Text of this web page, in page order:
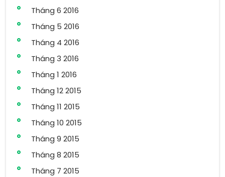
Tháng 6 2016
Tháng 5 2016
Tháng 4 2016
Tháng 3 2016
Tháng 1 2016
Tháng 12 2015
Tháng 11 2015
Tháng 10 2015
Tháng 9 2015
Tháng 8 2015
Tháng 7 2015